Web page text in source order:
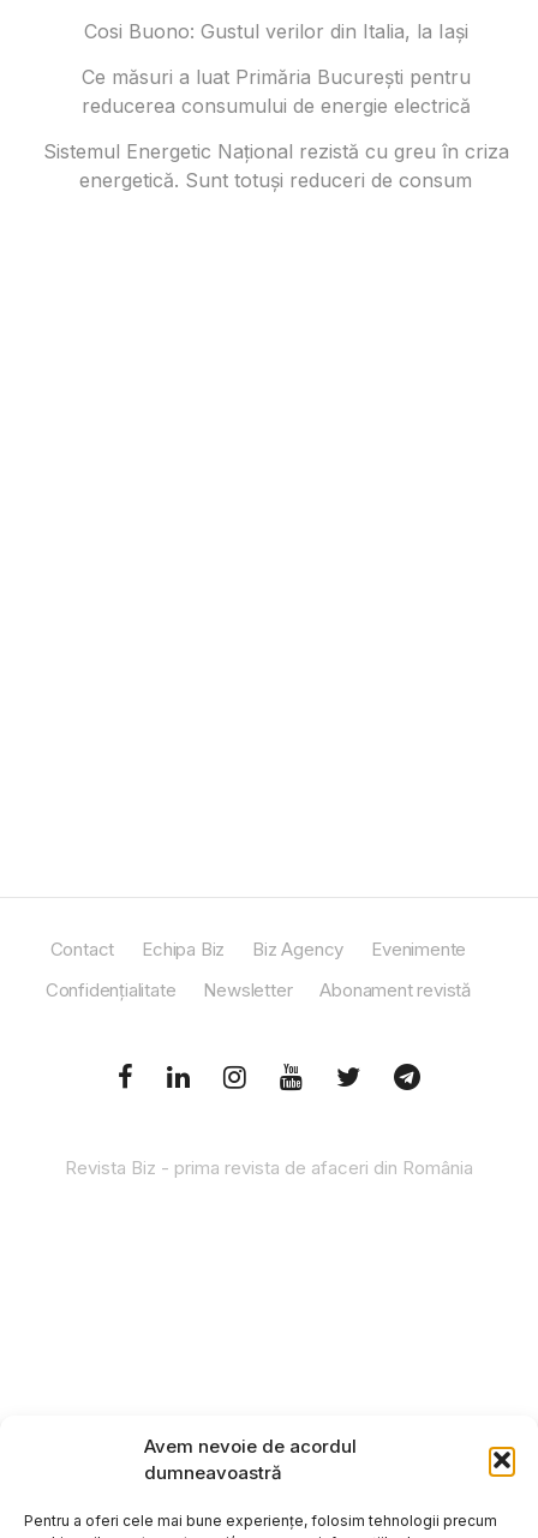
Avem nevoie de acordul
dumneavoastră
Pentru a oferi cele mai bune experiențe, folosim tehnologii precum
Cosi Buono: Gustul verilor din Italia, la Iași
Ce măsuri a luat Primăria București pentru
reducerea consumului de energie electrică
Sistemul Energetic Național rezistă cu greu în criza
energetică. Sunt totuși reduceri de consum
Contact Echipa Biz Biz Agency
Evenimente
Confidențialitate
Newsletter Abonament revistă
Revista Biz - prima revista de afaceri din România